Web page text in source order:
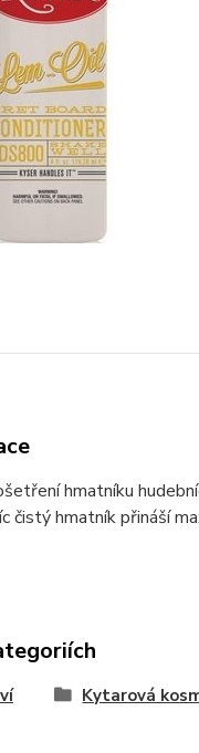
hmatníku
čistý hmatník přináší
Kytarová